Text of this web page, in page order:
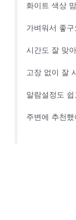
화이트 색상
가벼워서 좋구
시간도 잘 맞
고장 없이 잘
알람설정도
주변에 추천했